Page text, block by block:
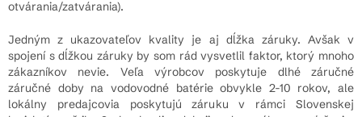
otvárania/zatvárania).
Jedným z ukazovateľov kvality je aj dĺžka záruky. Avšak v
spojení s dĺžkou záruky by som rád vysvetlil faktor, ktorý mnoho
zákazníkov nevie. Veľa výrobcov poskytuje dlhé záručné
záručné doby na vodovodné batérie obvykle 2-10 rokov, ale
lokálny predajcovia poskytujú záruku v rámci Slovenskej